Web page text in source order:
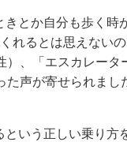
とか自分も歩く時
れるとは思えない
、「エスカレータ
声が寄せられまし
いう正しい乗り方